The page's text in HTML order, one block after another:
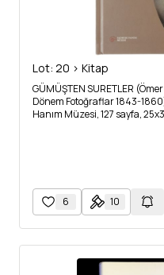
Lot: 20 > Kitap
GÜMÜŞTEN SURETLER
Dönem Fotoğraflar 1843-
Hanım Müzesi, 127 sayfa,
6 10